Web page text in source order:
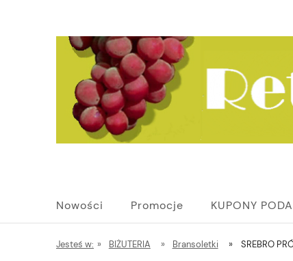
Nowości Promocje KUPONY
Jesteś w: » BIŻUTERIA » Bransoletki » SREBRO